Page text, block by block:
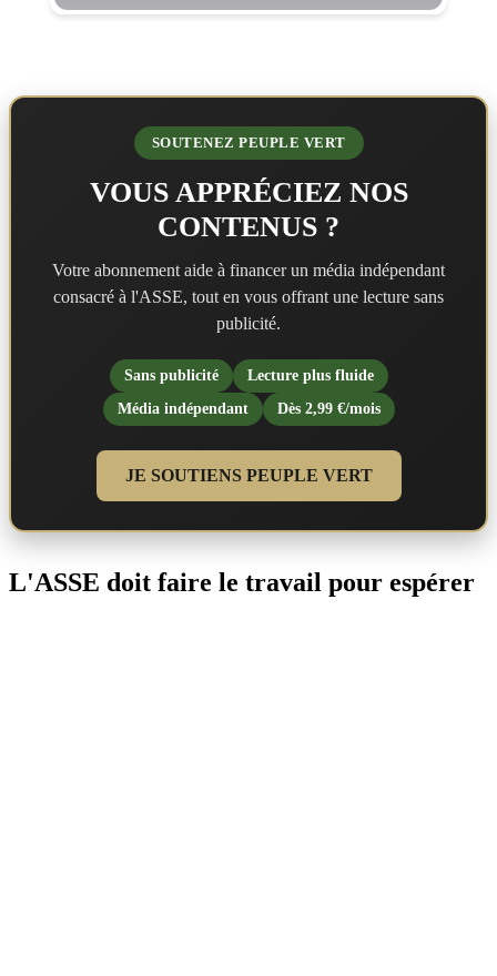
SOUTENEZ PEUPLE VERT
VOUS APPRÉCIEZ NOS
CONTENUS ?
Votre abonnement aide à financer un média indépendant
consacré à l'ASSE, tout en vous offrant une lecture sans
publicité.
Sans publicité
Lecture plus fluide
Média indépendant
Dès 2,99 €/mois
JE SOUTIENS PEUPLE VERT
L'ASSE doit faire le travail pour espérer